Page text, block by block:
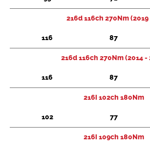
Chercher
216d 116ch 270Nm (2019
116 87
216d 116ch 270Nm (2014 -
116 87
216i 102ch 180Nm
102 77
216i 109ch 180Nm